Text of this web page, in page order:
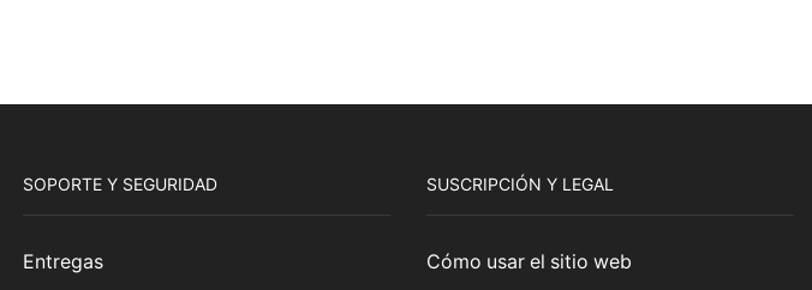
SOPORTE Y SEGURIDAD
Entregas
SUSCRIPCIÓN Y LEGAL
Cómo usar el sitio web